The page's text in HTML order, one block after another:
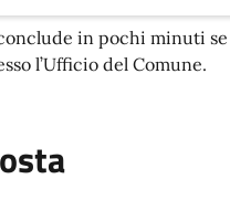
in pochi minuti
l’Ufficio del Comune.